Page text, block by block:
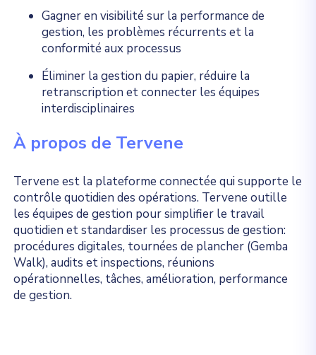
Gagner en visibilité sur la performance de
gestion, les problèmes récurrents et la
conformité aux processus
Éliminer la gestion du papier, réduire la
retranscription et connecter les équipes
interdisciplinaires
À propos de Tervene
Tervene est la plateforme connectée qui supporte le
contrôle quotidien des opérations. Tervene outille
les équipes de gestion pour simplifier le travail
quotidien et standardiser les processus de gestion:
procédures digitales, tournées de plancher (Gemba
Walk), audits et inspections, réunions
opérationnelles, tâches, amélioration, performance
de gestion.